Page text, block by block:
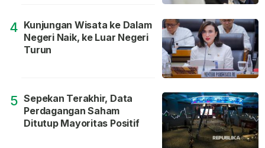
4 Kunjungan Wisata ke Dalam
Negeri Naik, ke Luar Negeri
Turun
5 Sepekan Terakhir, Data
Perdagangan Saham
Ditutup Mayoritas Positif